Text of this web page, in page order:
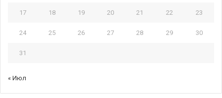
17 18 19 20 21 22 23
24 25 26 27 28 29 30
31
« Июл